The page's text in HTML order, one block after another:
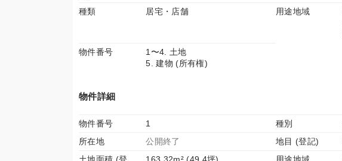
種類 居宅・店舗 用途地域
物件番号
1〜4. 土地
5. 建物 (所有権)
物件詳細
物件番号 1 種別
所在地
公開終了 地目 (登記)